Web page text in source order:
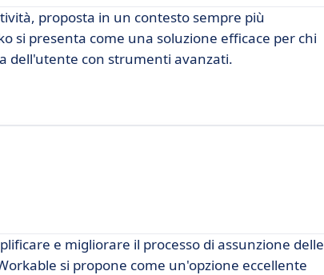
proposta in un contesto sempre più
si presenta come una soluzione efficace per chi
dell'utente con strumenti avanzati.
e migliorare il processo di assunzione delle
si propone come un'opzione eccellente